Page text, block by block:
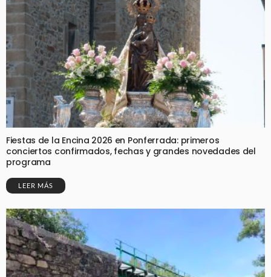
Fiestas de la Encina 2026 en Ponferrada: primeros
conciertos confirmados, fechas y grandes novedades del
programa
LEER MÁS